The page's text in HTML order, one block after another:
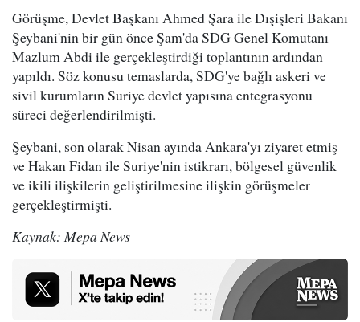
Görüşme, Devlet Başkanı Ahmed Şara ile Dışişleri Bakanı
Şeybani'nin bir gün önce Şam'da SDG Genel Komutanı
Mazlum Abdi ile gerçekleştirdiği toplantının ardından
yapıldı. Söz konusu temaslarda, SDG'ye bağlı askeri ve
sivil kurumların Suriye devlet yapısına entegrasyonu
süreci değerlendirilmişti.
Şeybani, son olarak Nisan ayında Ankara'yı ziyaret etmiş
ve Hakan Fidan ile Suriye'nin istikrarı, bölgesel güvenlik
ve ikili ilişkilerin geliştirilmesine ilişkin görüşmeler
gerçekleştirmişti.
Kaynak: Mepa News